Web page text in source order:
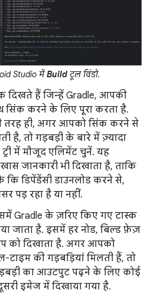
Studio मेंBuildटूल विंडो.
दिखते हैं जिन्हें Gradle, आपकी
सिंक करने के लिए पूरा करता है.
तरह ही, अगर आपको सिंक करने से
है, तो गड़बड़ी के बारे में ज़्यादा
में मौजूद एलिमेंट चुनें. यह
जानकारी भी दिखाता है, ताकि
कि डिपेंडेंसी डाउनलोड करने से,
पड़ रहा है या नहीं.
Gradle के ज़रिए किए गए टास्क
जाता है. इसमें हर नोड, बिल्ड फ़ेज़
को दिखाता है. अगर आपको
टाइम की गड़बड़ियां मिलती हैं, तो
का आउटपुट पढ़ने के लिए कोई
इमेज में दिखाया गया है.